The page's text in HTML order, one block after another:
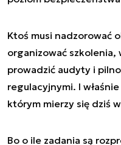
Ktoś musi nadzorować
organizować
prowadzić audyty i
regulacyjnymi. I
którym mierzy się dziś
Bo o ile zadania są